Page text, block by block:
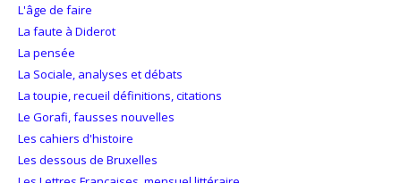
L'âge de faire
La faute à Diderot
La pensée
La Sociale, analyses et débats
La toupie, recueil définitions, citations
Le Gorafi, fausses nouvelles
Les cahiers d'histoire
Les dessous de Bruxelles